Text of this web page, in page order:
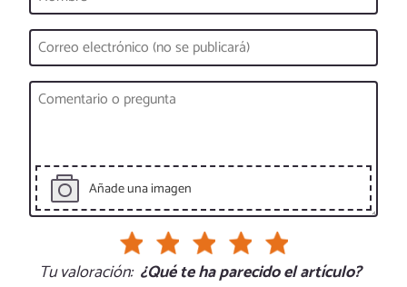
Añade una imagen
Tu valoración: ¿Qué te ha parecido el artículo?